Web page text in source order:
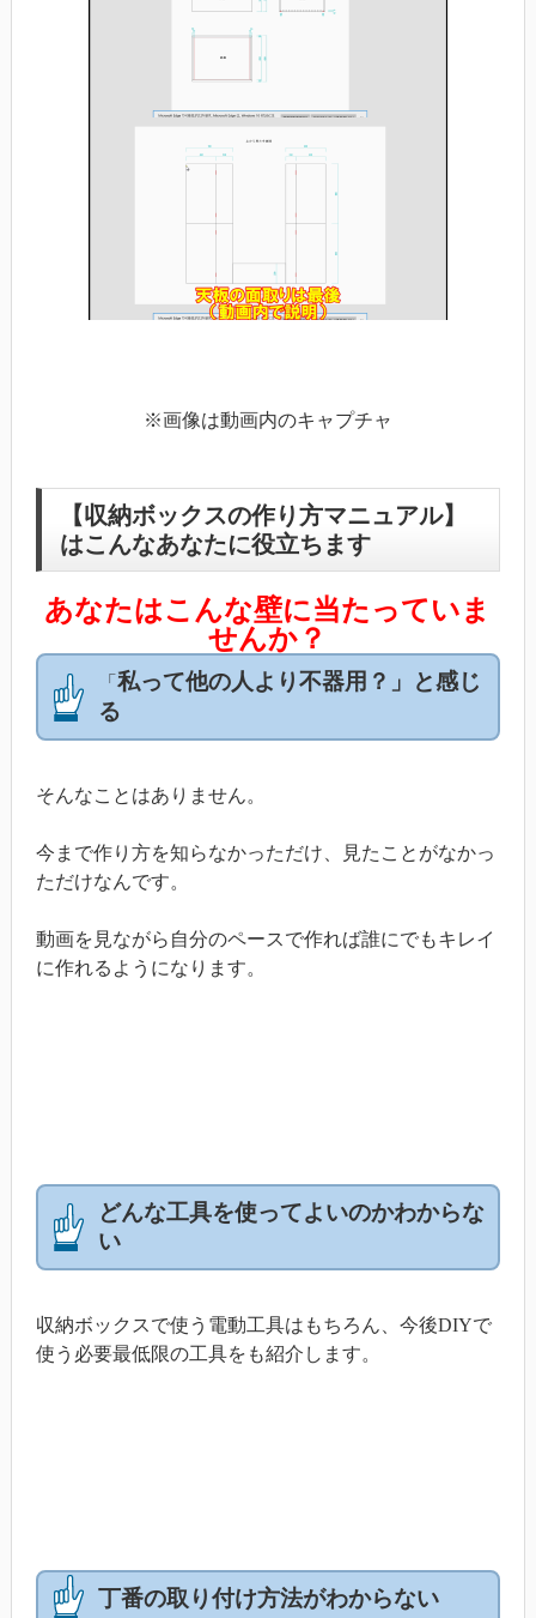
※画像は動画内のキャプチャ
【収納ボックスの作り方マニュアル】
はこんなあなたに役立ちます
あなたはこんな壁に当たっていま
せんか？
「 私って他の人より不器用？」と感じ
る
そんなことはありません。
今まで作り方を知らなかっただけ、見たことがなかっ
ただけなんです。
動画を見ながら自分のペースで作れば誰にでもキレイ
に作れるようになります。
どんな工具を使ってよいのかわからな
い
収納ボックスで使う電動工具はもちろん、今後DIYで
使う必要最低限の工具をも紹介します。
丁番の取り付け方法がわからない